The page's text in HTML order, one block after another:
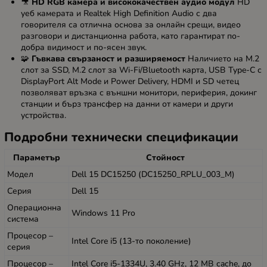
🎥 HD RGB камера и висококачествен аудио модул HD
уеб камерата и Realtek High Definition Audio с два
говорителя са отлична основа за онлайн срещи, видео
разговори и дистанционна работа, като гарантират по-
добра видимост и по-ясен звук.
🧩 Гъвкава свързаност и разширяемост Наличието на M.2
слот за SSD, M.2 слот за Wi-Fi/Bluetooth карта, USB Type-C с
DisplayPort Alt Mode и Power Delivery, HDMI и SD четец
позволяват връзка с външни монитори, периферия, докинг
станции и бърз трансфер на данни от камери и други
устройства.
Подробни технически спецификации
Параметър
Стойност
Модел
Dell 15 DC15250 (DC15250_RPLU_003_M)
Серия
Dell 15
Операционна
система
Windows 11 Pro
Процесор –
серия
Intel Core i5 (13-то поколение)
Процесор –
Intel Core i5-1334U, 3.40 GHz, 12 MB cache, до